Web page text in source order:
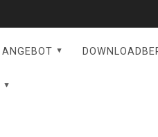
ANGEBOT